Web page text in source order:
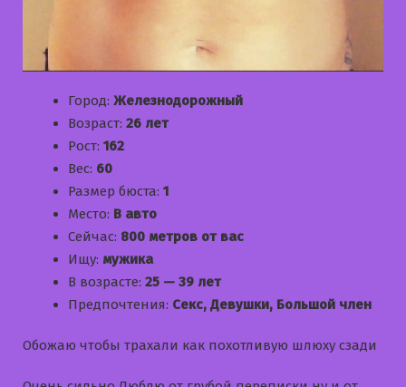
Город: Железнодорожный
Возраст: 26 лет
Рост: 162
Вес: 60
Размер бюста: 1
Место: В авто
Сейчас: 800 метров от вас
Ищу: мужика
В возрасте: 25 — 39 лет
Предпочтения: Секс, Девушки, Большой член
Обожаю чтобы трахали как похотливую шлюху сзади